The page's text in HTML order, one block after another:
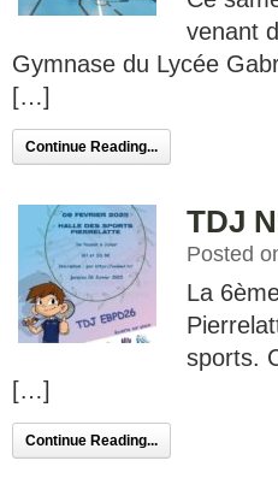
venant
Gymnase du Lycée
[…]
Continue Reading...
TDJ
Posted
La
sports.
[…]
Continue Reading...